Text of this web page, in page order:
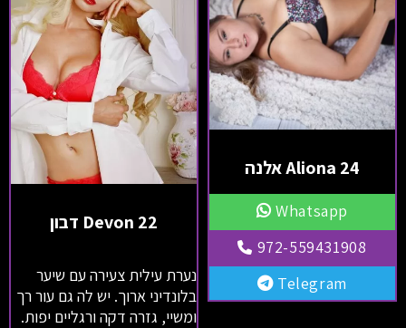
Aliona 24 אלנה
Whatsapp
972-559431908
Telegram
Devon 22 דבון
נערת עילית צעירה עם שיער
בלונדיני ארוך. יש לה גם עור רך
ומשיי, גזרה דקה ורגליים יפות.